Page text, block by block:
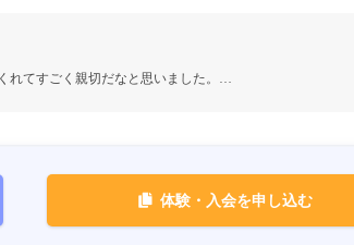
れてすごく親切だなと思いました。…
体験・入会を申し込む